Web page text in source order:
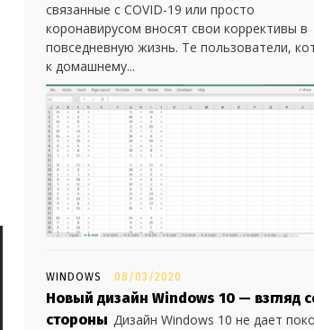
связанные с COVID-19 или просто
коронавирусом вносят свои коррективы в
повседневную жизнь. Те пользователи,
к домашнему...
WINDOWS 08/03/2020
Новый дизайн Windows 10 — взгляд
стороны Дизайн Windows 10 не дает